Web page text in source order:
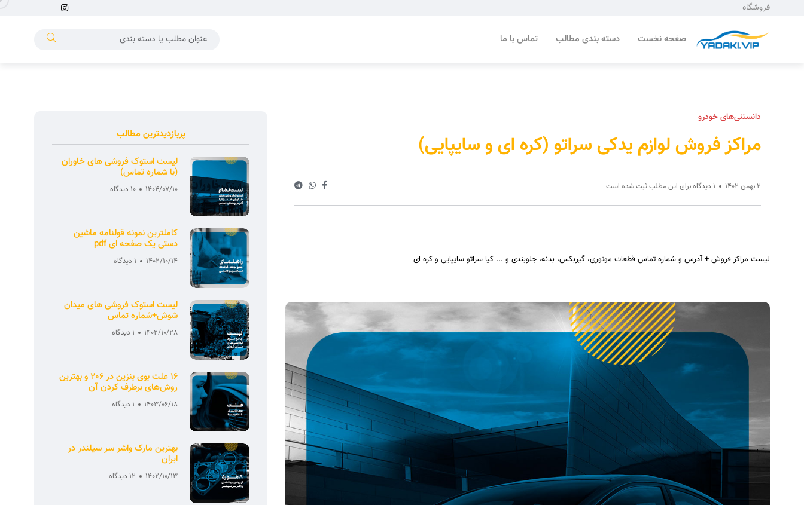
فروشگاه
صفحه نخست دسته بندی مطالب تماس با ما
دانستنی‌های خودرو
مراکز فروش لوازم یدکی سراتو (کره ای و سایپایی)
2 بهمن 1402 1 دیدگاه برای این مطلب ثبت شده است
لیست مراکز فروش + آدرس و شماره تماس قطعات موتوری، گیربکس، بدنه، جلوبندی و ... کیا سراتو سایپایی و کره ای
پربازدیدترین مطالب
لیست استوک فروشی های خاوران
(با شماره تماس)
1404/07/10 10 دیدگاه
کاملترین نمونه قولنامه ماشین
دستی یک صفحه ای pdf
1402/10/14 1 دیدگاه
لیست استوک فروشی های میدان
شوش+شماره تماس
1402/10/28 1 دیدگاه
16 علت بوی بنزین در 206 و بهترین
روش‌های برطرف کردن آن
1403/06/18 1 دیدگاه
بهترین مارک واشر سر سیلندر در
ایران
1402/10/13 12 دیدگاه